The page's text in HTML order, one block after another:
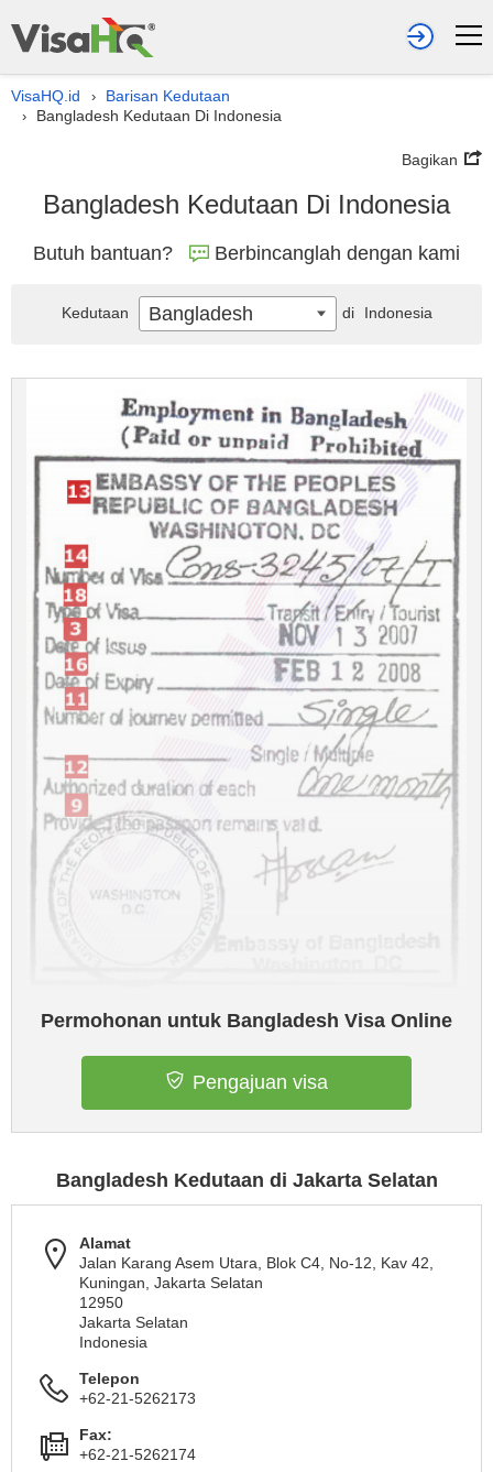
VisaHQ.id › Barisan Kedutaan
› Bangladesh Kedutaan Di Indonesia
Bagikan
Bangladesh Kedutaan Di Indonesia
Butuh bantuan? Berbincanglah dengan kami
Permohonan untuk Bangladesh Visa Online
Pengajuan visa
Bangladesh Kedutaan di Jakarta Selatan
Alamat
Jalan Karang Asem Utara, Blok C4, No-12, Kav 42,
Kuningan, Jakarta Selatan
12950
Jakarta Selatan
Indonesia
Telepon
+62-21-5262173
Fax:
+62-21-5262174
Kedutaan Bangladesh di Indonesia